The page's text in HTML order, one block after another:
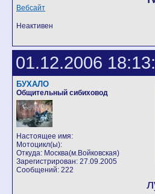
Вебсайт
Неактивен
01.12.2006
БУХАЛО
Общительный сибиховод
Настоящее имя:
Мотоцикл(ы):
Откуда: Москва(м.Войковская)
Зарегистрирован: 27.09.2005
Сообщений: 222